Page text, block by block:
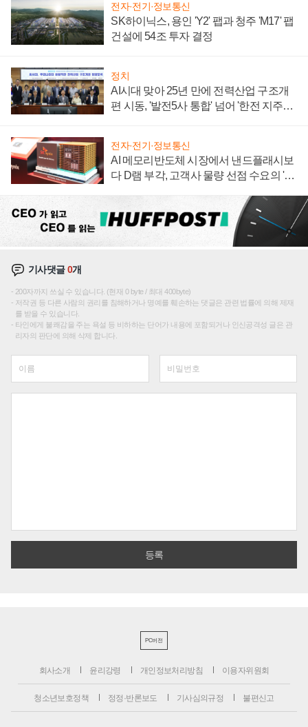
전자·전기·정보통신
SK하이닉스, 용인 'Y2' 팹과 청주 'M17' 팹
건설에 54조 투자 결정
정치
AI시대 맞아 25년 만에 전력산업 구조개
편 시동, '발전5사 통합' 넘어 '한전 지주사'
전자·전기·정보통신
AI 메모리반도체 시장에서 낸드플래시보
다 D램 부각, 고객사 물량 선점 수요의 '우
기사댓글0개
200자까지 쓰실 수 있습니다. (현재 0 byte / 최대 400byte)
저작권 등 다른 사람의 권리를 침해하거나 명예를 훼손하는 댓글은 관련 법률에 의해 제재
를 받을 수 있습니다.
타인에게 불쾌감을 주는 욕설 등 비하하는 단어가 내용에 포함되거나 인신공격성 글은 관
리자의 판단에 의해 삭제 합니다.
PC버전
회사소개 윤리강령 개인정보처리방침 이용자위원회
청소년보호정책 정정·반론보도 기사심의규정 불편신고